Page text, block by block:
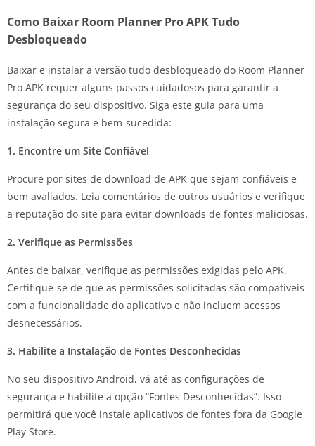
Como Baixar Room Planner Pro APK Tudo
Desbloqueado
Baixar e instalar a versão tudo desbloqueado do Room Planner
Pro APK requer alguns passos cuidadosos para garantir a
segurança do seu dispositivo. Siga este guia para uma
instalação segura e bem-sucedida:
1. Encontre um Site Confiável
Procure por sites de download de APK que sejam confiáveis e
bem avaliados. Leia comentários de outros usuários e verifique
a reputação do site para evitar downloads de fontes maliciosas.
2. Verifique as Permissões
Antes de baixar, verifique as permissões exigidas pelo APK.
Certifique-se de que as permissões solicitadas são compatíveis
com a funcionalidade do aplicativo e não incluem acessos
desnecessários.
3. Habilite a Instalação de Fontes Desconhecidas
No seu dispositivo Android, vá até as configurações de
segurança e habilite a opção “Fontes Desconhecidas”. Isso
permitirá que você instale aplicativos de fontes fora da Google
Play Store.